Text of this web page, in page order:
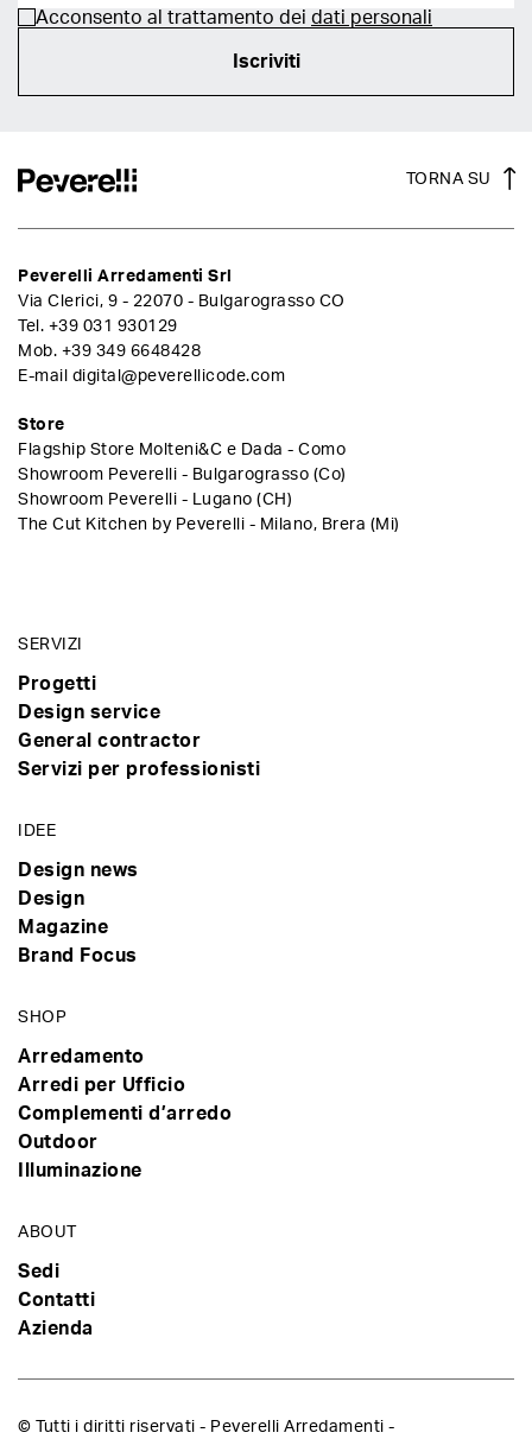
Acconsento al trattamento dei dati personali
Iscriviti
TORNA SU
Peverelli Arredamenti Srl
Via Clerici, 9 - 22070 - Bulgarograsso CO
Tel. +39 031 930129
Mob. +39 349 6648428
E-mail digital@peverellicode.com
Store
Flagship Store Molteni&C e Dada - Como
Showroom Peverelli - Bulgarograsso (Co)
Showroom Peverelli - Lugano (CH)
The Cut Kitchen by Peverelli - Milano, Brera (Mi)
SERVIZI
Progetti
Design service
General contractor
Servizi per professionisti
IDEE
Design news
Design
Magazine
Brand Focus
SHOP
Arredamento
Arredi per Ufficio
Complementi d’arredo
Outdoor
Illuminazione
ABOUT
Sedi
Contatti
Azienda
© Tutti i diritti riservati - Peverelli Arredamenti -